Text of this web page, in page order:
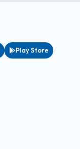
Play Store